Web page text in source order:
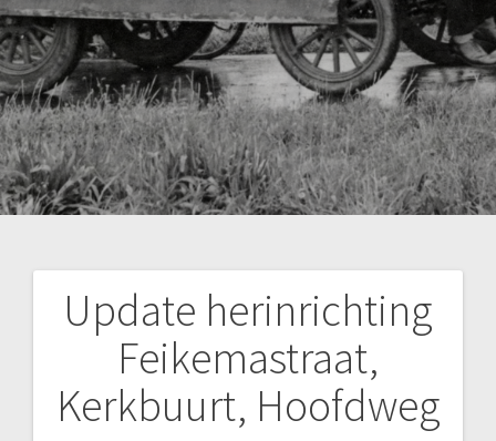
Update herinrichting
Feikemastraat,
Kerkbuurt, Hoofdweg
Bericht
navigatie